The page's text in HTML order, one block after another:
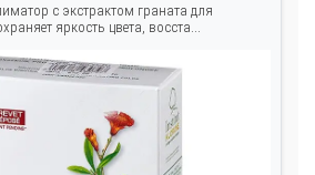
с экстрактом граната для
яркость цвета, восста...